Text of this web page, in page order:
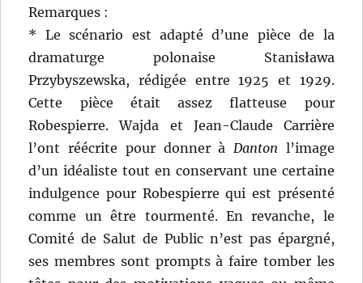
Remarques :
* Le scénario est adapté d’une pièce de la
dramaturge polonaise Stanisława
Przybyszewska, rédigée entre 1925 et 1929.
Cette pièce était assez flatteuse pour
Robespierre. Wajda et Jean-Claude Carrière
l’ont réécrite pour donner à Danton l’image
d’un idéaliste tout en conservant une certaine
indulgence pour Robespierre qui est présenté
comme un être tourmenté. En revanche, le
Comité de Salut de Public n’est pas épargné,
ses membres sont prompts à faire tomber les